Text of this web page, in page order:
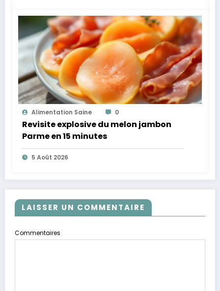
Alimentation Saine 0
Revisite explosive du melon jambon
Parme en 15 minutes
5 Août 2026
LAISSER UN COMMENTAIRE
Commentaires